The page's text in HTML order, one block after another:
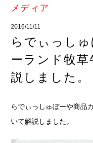
メディア
2016/11/11
らでぃっし
ーランド牧
説しました。
らでぃっしゅぼーや商品
いて解説しました。